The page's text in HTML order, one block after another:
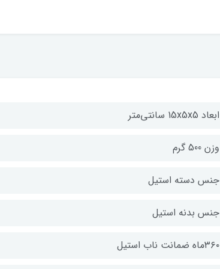
ابعاد 15x5x5 سانتی‌متر
وزن 500 گرم
جنس دسته استیل
جنس بدنه استیل
۳۶۰ماه ضمانت ناب استیل